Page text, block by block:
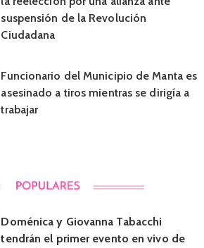
suspensión de la Revolución
Ciudadana
Funcionario del Municipio de Manta es
asesinado a tiros mientras se dirigía a
trabajar
Doménica y Giovanna Tabacchi
tendrán el primer evento en vivo de